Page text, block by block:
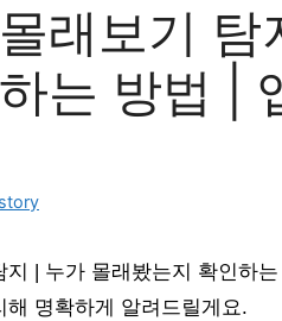
래보기
는 방법 |
story
지 | 누가 몰래봤는지 확인하
해 명확하게 알려드릴게요.